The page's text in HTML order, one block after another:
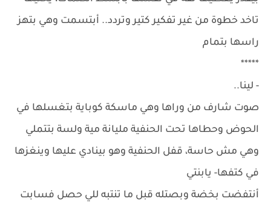
تاخد خطوة من غير تفكير كتير وتردد.. أبتسمت وهي بتهز
راسها بتمام
*****
- لينا..
صوت شارف من وراها وهي ماسكة كوباية بتغسلها في
الحوض وحطاها تحت الحنفية مليانة مية ولسة بتتملي
وهي مش حاسة، قفل الحنفية وهو بينادي عليها وينغزها
في كتفها- يابنتي
أنتفضت بخضة وبصتله قبل ما تنتبه للي حصل فسابت